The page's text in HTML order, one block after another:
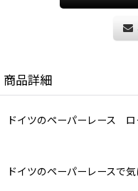
商品詳細
ドイツのペーパーレース ロ
ドイツのペーパーレースで